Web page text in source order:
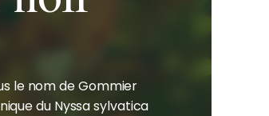
le nom de Gommier
du Nyssa sylvatica